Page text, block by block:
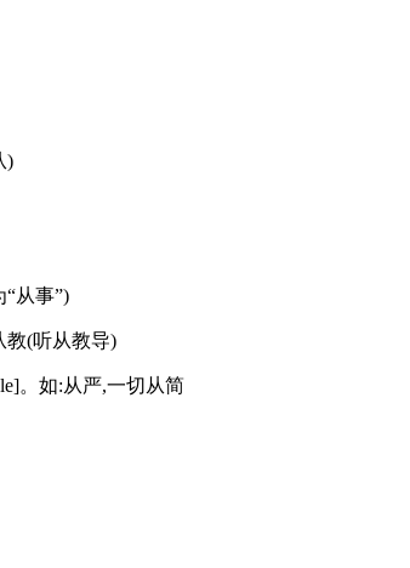
)
从事”)
教(听从教导)
。如:从严,一切从简